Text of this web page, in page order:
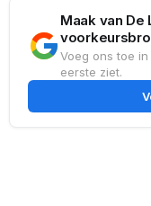
Maak van
Voeg ons toe
eerste ziet.